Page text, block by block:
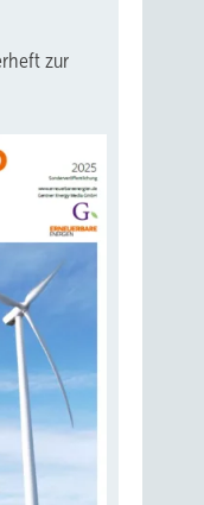
zur